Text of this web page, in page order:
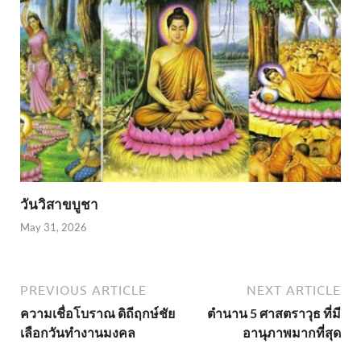
วันวิสาขบูชา
May 31, 2026
PREVIOUS ARTICLE
ความเชื่อโบราณ ดิถีฤกษ์ชัย
เลือกวันทำงานมงคล
NEXT ARTICLE
ตำนาน 5 ศาสตราวุธ ที่มี
อานุภาพมากที่สุด